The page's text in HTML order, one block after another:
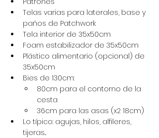
Telas varias para laterales, base y
paños de Patchwork
Tela interior de 35x50cm
Foam estabilizador de 35x50cm
Plástico alimentario (opcional) de
35x50cm
Bies de 130cm:
80cm para el contorno de la
cesta
36cm para las asas (x2 18cm)
Lo típico: agujas, hilos, alfileres,
tijeras...